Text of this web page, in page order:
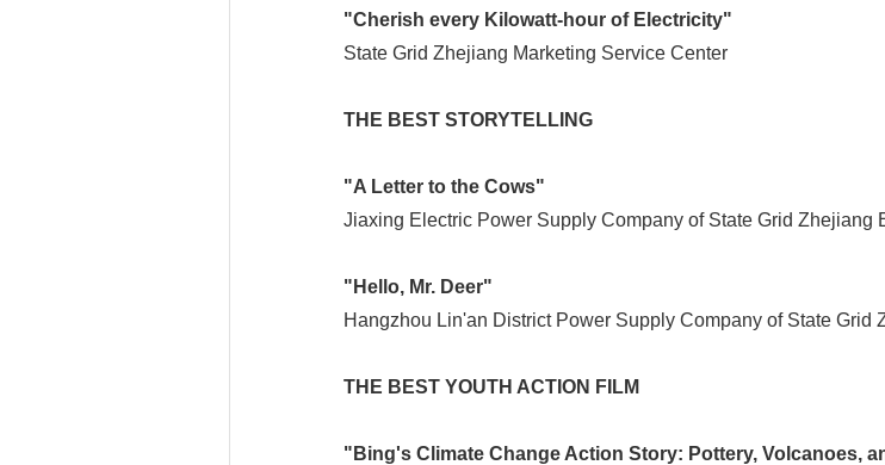
"Cherish every Kilowatt-hour of Electricity"
State Grid Zhejiang Marketing Service Center
THE BEST STORYTELLING
"A Letter to the Cows"
Jiaxing Electric Power Supply Company of State Grid Zhejiang
"Hello, Mr. Deer"
Hangzhou Lin'an District Power Supply Company of State Grid
THE BEST YOUTH ACTION FILM
"Bing's Climate Change Action Story: Pottery, Volcanoes,
English